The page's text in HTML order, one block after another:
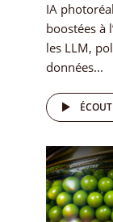
IA
boostées à
les LLM,
données...